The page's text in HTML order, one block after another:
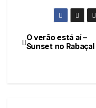
Navegação
O verão está aí –
Sunset no Rabaçal